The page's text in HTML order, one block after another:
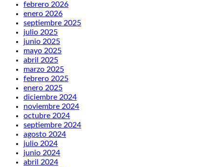
febrero 2026
enero 2026
septiembre 2025
julio 2025
junio 2025
mayo 2025
abril 2025
marzo 2025
febrero 2025
enero 2025
diciembre 2024
noviembre 2024
octubre 2024
septiembre 2024
agosto 2024
julio 2024
junio 2024
abril 2024